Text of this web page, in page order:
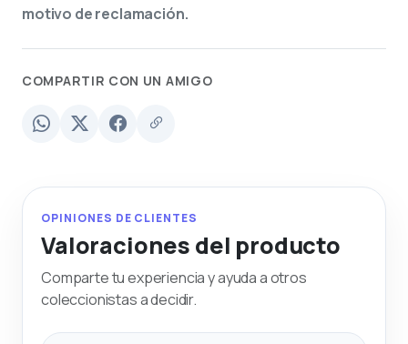
motivo de reclamación.
COMPARTIR CON UN AMIGO
OPINIONES DE CLIENTES
Valoraciones del producto
Comparte tu experiencia y ayuda a otros
coleccionistas a decidir.